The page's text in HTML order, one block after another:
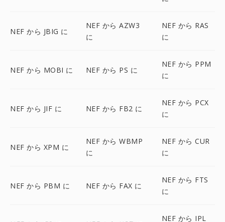
NEF から JBIG に
NEF から AZW3
に
NEF から RAS
に
NEF から MOBI に NEF から PS に
NEF から PPM
に
NEF から JIF に NEF から FB2 に
NEF から PCX
に
NEF から XPM に
NEF から WBMP
に
NEF から CUR
に
NEF から PBM に NEF から FAX に
NEF から FTS
に
NEF から IPL